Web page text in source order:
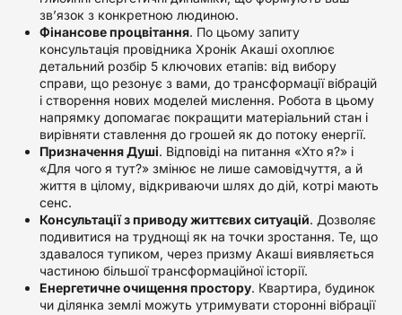
зв’язок з конкретною людиною.
Фінансове процвітання. По цьому запиту
консультація провідника Хронік Акаші охоплює
детальний розбір 5 ключових етапів: від вибору
справи, що резонує з вами, до трансформації вібрацій
і створення нових моделей мислення. Робота в цьому
напрямку допомагає покращити матеріальний стан і
вирівняти ставлення до грошей як до потоку енергії.
Призначення Душі. Відповіді на питання «Хто я?» і
«Для чого я тут?» змінює не лише самовідчуття, а й
життя в цілому, відкриваючи шлях до дій, котрі мають
сенс.
Консультації з приводу життєвих ситуацій. Дозволяє
подивитися на труднощі як на точки зростання. Те, що
здавалося тупиком, через призму Акаші виявляється
частиною більшої трансформаційної історії.
Енергетичне очищення простору. Квартира, будинок
чи ділянка землі можуть утримувати сторонні вібрації